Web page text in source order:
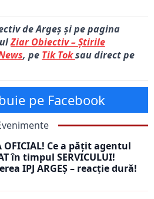
de Argeș și pe pagina
Ziar Obiectiv – Știrile
, pe Tik Toksau direct pe
pe Facebook
OFICIAL! Ce a pățit agentul
în timpul SERVICULUI!
IPJ ARGEȘ – reacție dură!